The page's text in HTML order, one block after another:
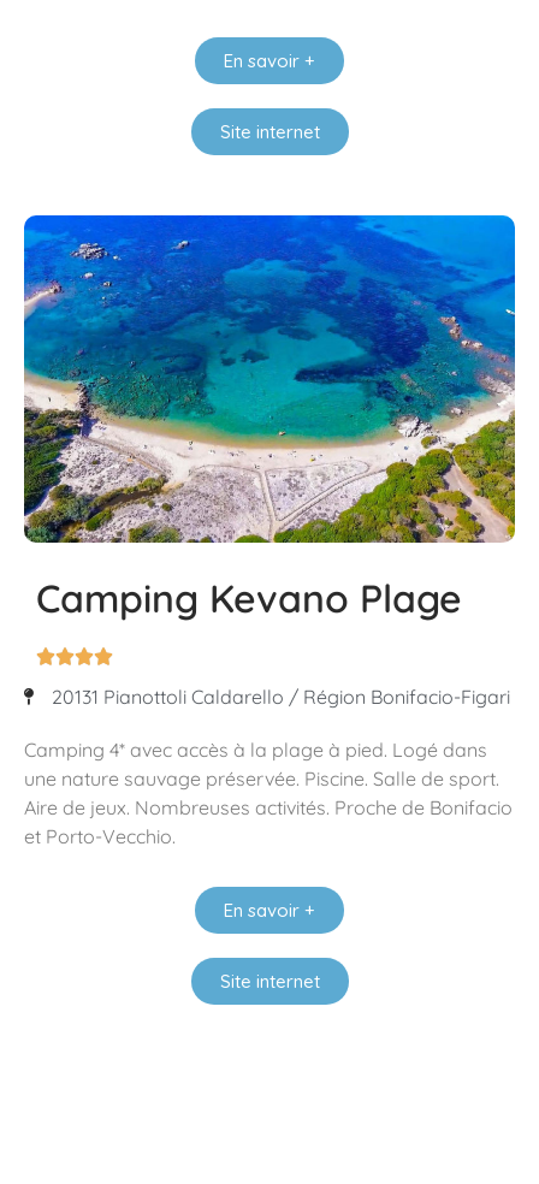
En savoir +
Site internet
Camping Kevano Plage

20131 Pianottoli Caldarello / Région Bonifacio-Figari
Camping 4* avec accès à la plage à pied. Logé dans
une nature sauvage préservée. Piscine. Salle de sport.
Aire de jeux. Nombreuses activités. Proche de Bonifacio
et Porto-Vecchio.
En savoir +
Site internet